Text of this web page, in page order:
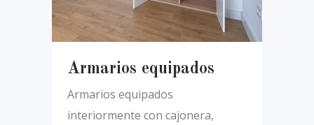
Armarios equipados
Armarios equipados
interiormente con cajonera,